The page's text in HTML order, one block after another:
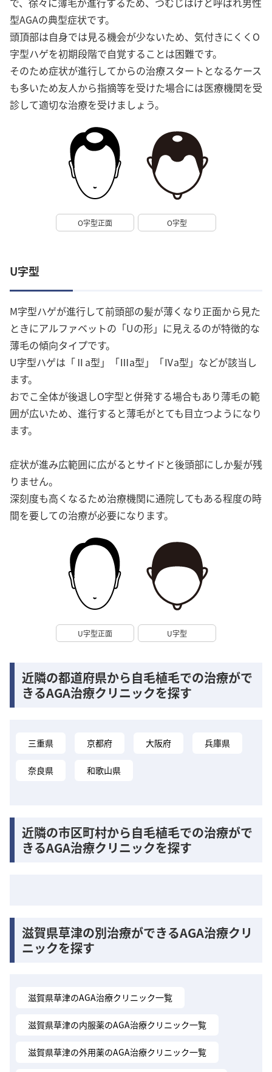
型AGAの典型症状です。
頭頂部は自身では見る機会が少ないため、気付きにくくO
字型ハゲを初期段階で自覚することは困難です。
そのため症状が進行してからの治療スタートとなるケース
も多いため友人から指摘等を受けた場合には医療機関を受
診して適切な治療を受けましょう。
O字型正面 O字型
U字型
M字型ハゲが進行して前頭部の髪が薄くなり正面から見た
ときにアルファベットの「Uの形」に見えるのが特徴的な
薄毛の傾向タイプです。
U字型ハゲは「Ⅱa型」「Ⅲa型」「Ⅳa型」などが該当し
ます。
おでこ全体が後退しO字型と併発する場合もあり薄毛の範
囲が広いため、進行すると薄毛がとても目立つようになり
ます。
症状が進み広範囲に広がるとサイドと後頭部にしか髪が残
りません。
深刻度も高くなるため治療機関に通院してもある程度の時
間を要しての治療が必要になります。
U字型正面 U字型
近隣の都道府県から自毛植毛での治療がで
きるAGA治療クリニックを探す
三重県 京都府 大阪府 兵庫県
奈良県 和歌山県
近隣の市区町村から自毛植毛での治療がで
きるAGA治療クリニックを探す
滋賀県草津の別治療ができるAGA治療クリ
ニックを探す
滋賀県草津のAGA治療クリニック一覧
滋賀県草津の内服薬のAGA治療クリニック一覧
滋賀県草津の外用薬のAGA治療クリニック一覧